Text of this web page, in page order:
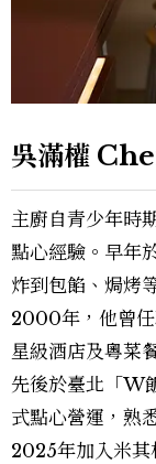
吳滿權
主廚自青少年時
點心經驗。早年
炸到包餡、焗烤
2000年，他曾任
星級酒店及粵菜
先後於臺北「W
式點心營運，熟
2025年加入米